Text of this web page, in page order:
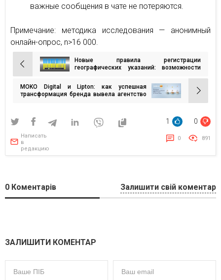
важные сообщения в чате не потеряются.
Примечание: методика исследования — анонимный
онлайн-опрос, n>16 000.
Навигация
по
записям
Новые правила регистрации
географических указаний: возможности
MOKO Digital и Lipton: как успешная
трансформация бренда вывела агентство
1 0
Написать
в
редакцию
0 891
0 Коментарів Залишити свій коментар
ЗАЛИШИТИ КОМЕНТАР